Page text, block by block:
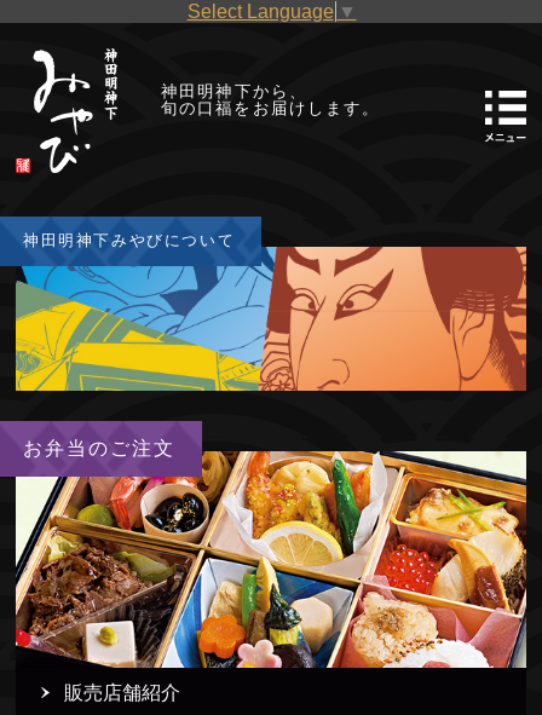
Select Language ▼
神田明神下から、
旬の口福をお届けします。
神田明神下みやびについて
お弁当のご注文
販売店舗紹介